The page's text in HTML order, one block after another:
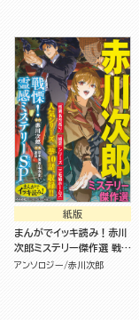
紙版
まんがでイッキ読み！赤川
次郎ミステリー傑作選 戦
慄！霊感ミステリーSP
アンソロジー 赤川次郎